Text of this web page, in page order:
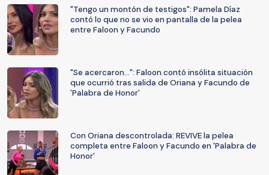
"Tengo un montón de testigos": Pamela Díaz
contó lo que no se vio en pantalla de la pelea
entre Faloon y Facundo
"Se acercaron...": Faloon contó insólita situación
que ocurrió tras salida de Oriana y Facundo de
'Palabra de Honor'
Con Oriana descontrolada: REVIVE la pelea
completa entre Faloon y Facundo en 'Palabra de
Honor'